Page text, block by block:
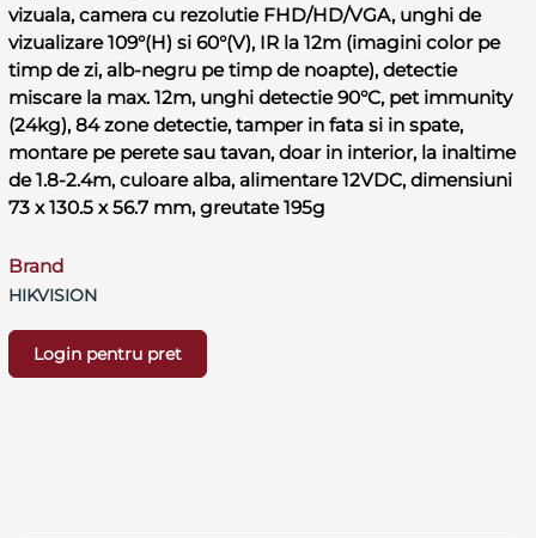
vizuala, camera cu rezolutie FHD/HD/VGA, unghi de
vizualizare 109°(H) si 60°(V), IR la 12m (imagini color pe
timp de zi, alb-negru pe timp de noapte), detectie
miscare la max. 12m, unghi detectie 90°C, pet immunity
(24kg), 84 zone detectie, tamper in fata si in spate,
montare pe perete sau tavan, doar in interior, la inaltime
de 1.8-2.4m, culoare alba, alimentare 12VDC, dimensiuni
73 x 130.5 x 56.7 mm, greutate 195g
Brand
HIKVISION
Login pentru pret